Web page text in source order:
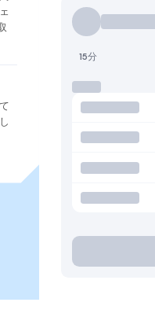
15分